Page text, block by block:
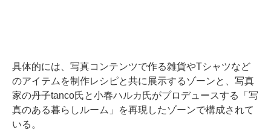
具体的には、写真コンテンツで作る雑貨やTシャツなど
のアイテムを制作レシピと共に展示するゾーンと、写真
家の丹子tanco氏と小春ハルカ氏がプロデュースする「写
真のある暮らしルーム」を再現したゾーンで構成されて
いる。